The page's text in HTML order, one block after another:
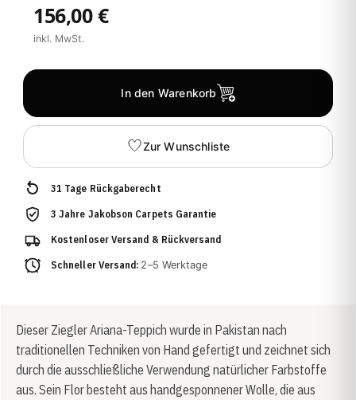
156,00 €
inkl. MwSt.
In den Warenkorb
Zur Wunschliste
31 Tage Rückgaberecht
3 Jahre Jakobson Carpets Garantie
Kostenloser Versand & Rückversand
Schneller Versand: 2–5 Werktage
Dieser Ziegler Ariana-Teppich wurde in Pakistan nach
traditionellen Techniken von Hand gefertigt und zeichnet sich
durch die ausschließliche Verwendung natürlicher Farbstoffe
aus. Sein Flor besteht aus handgesponnener Wolle, die aus